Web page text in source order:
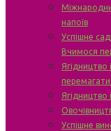
напоїв
Успішне
Вчимося
перемагати!
Ягідництво
Успішне